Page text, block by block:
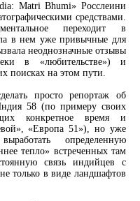
Matri Bhumi» Росслеини
средствами.
переходит в
в нем уже привычные для
неоднозначные отзывы
в «любительстве») и
поисках на этом пути.
просто репортаж об
58 (по примеру своих
конкретное время и
«Европа 51»), но уже
определенную
тепло» встреченных там
связь индийцев с
только в виде ландшафтов